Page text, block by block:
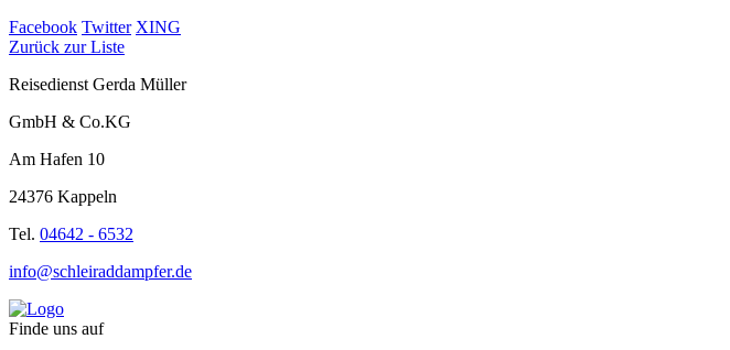
Facebook Twitter XING
Zurück zur Liste
Reisedienst Gerda Müller
GmbH & Co.KG
Am Hafen 10
24376 Kappeln
Tel. 04642 - 6532
info@schleiraddampfer.de
Finde uns auf